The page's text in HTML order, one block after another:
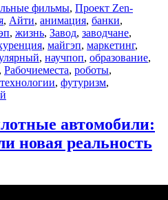
фильмы, Проект Zen-
, Айти, анимация, банки,
, жизнь, Завод, заводчане,
, майгэп, маркетинг,
, научпоп, образование,
, Рабочиеместа, роботы,
технологии, футуризм,
—
Какие
автомобили:
новая реальность